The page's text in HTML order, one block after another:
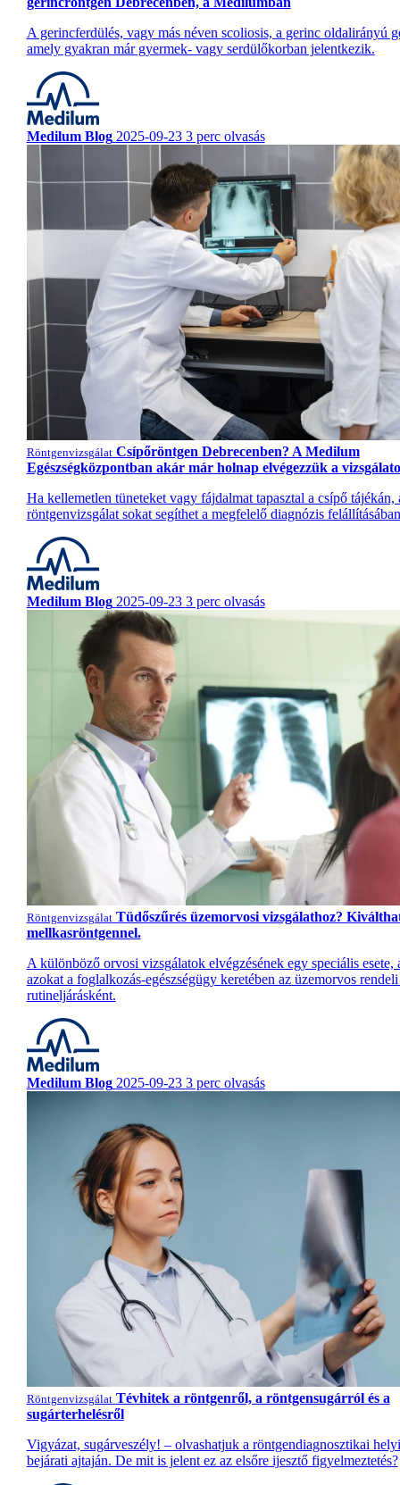
A gerincferdülés, vagy más néven scoliosis, a gerinc oldalirányú
amely gyakran már gyermek- vagy serdülőkorban jelentkezik.
Medilum Blog 2025-09-23 3 perc olvasás
Röntgenvizsgálat Csípőröntgen Debrecenben? A Medilum
Egészségközpontban akár már holnap elvégezzük a
Ha kellemetlen tüneteket vagy fájdalmat tapasztal a csípő tájékán,
röntgenvizsgálat sokat segíthet a megfelelő diagnózis
Medilum Blog 2025-09-23 3 perc olvasás
Röntgenvizsgálat Tüdőszűrés üzemorvosi vizsgálathoz?
mellkasröntgennel.
A különböző orvosi vizsgálatok elvégzésének egy speciális esete,
azokat a foglalkozás-egészségügy keretében az üzemorvos
rutineljárásként.
Medilum Blog 2025-09-23 3 perc olvasás
Röntgenvizsgálat Tévhitek a röntgenről, a röntgensugárról és a
sugárterhelésről
Vigyázat, sugárveszély! – olvashatjuk a röntgendiagnosztikai
bejárati ajtaján. De mit is jelent ez az elsőre ijesztő figyelmeztetés?